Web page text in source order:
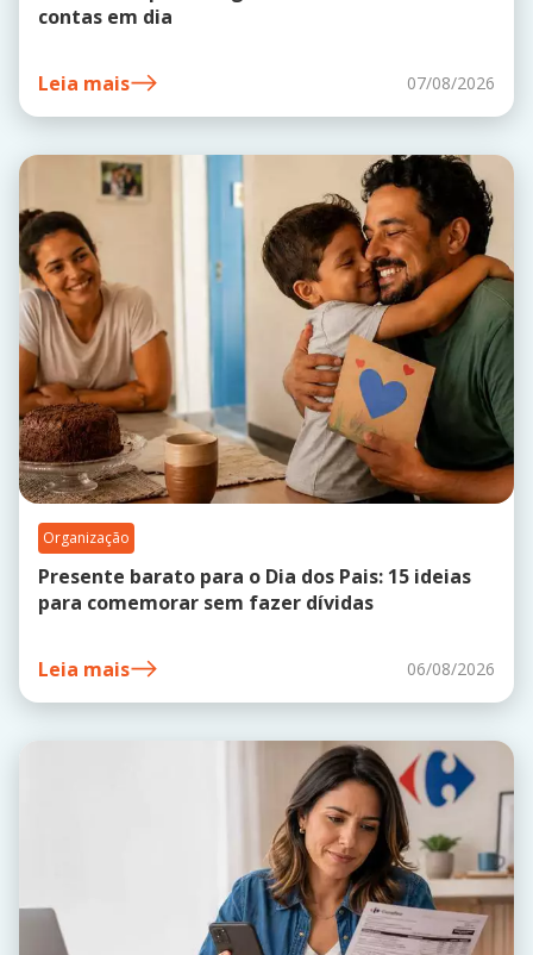
contas em dia
Leia mais 07/08/2026
Organização
Presente barato para o Dia dos Pais: 15 ideias
para comemorar sem fazer dívidas
Leia mais 06/08/2026